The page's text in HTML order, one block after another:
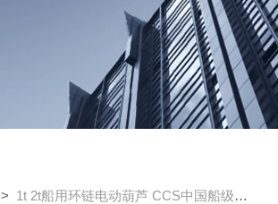
> 1t 2t船用环链电动葫芦 CCS中国船级社认证